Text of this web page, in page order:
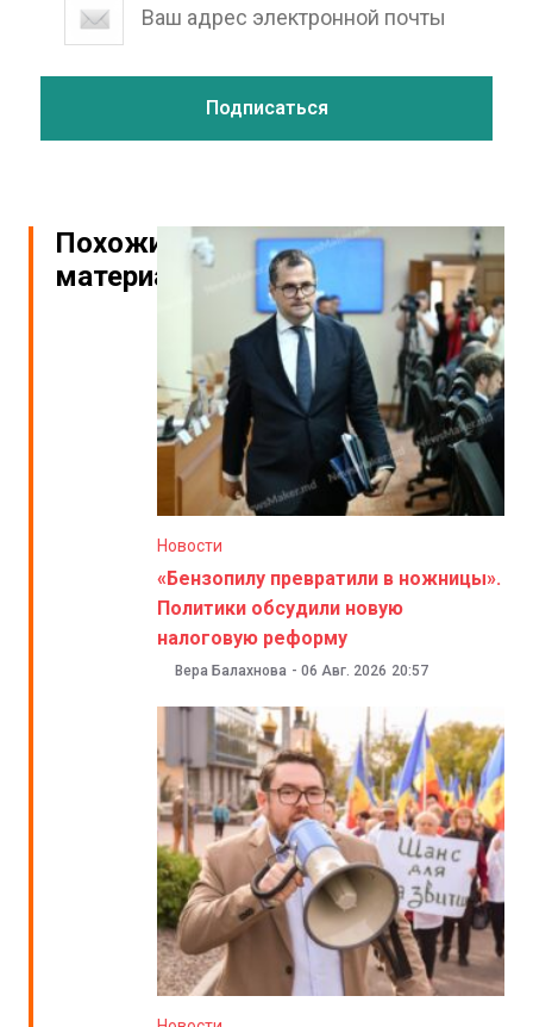
Похожие
материалы
Новости
«Бензопилу превратили в ножницы».
Политики обсудили новую
налоговую реформу
Вера Балахнова - 06 Авг. 2026 20:57